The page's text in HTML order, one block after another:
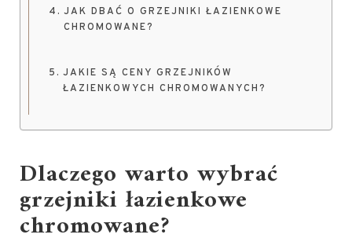
JAK DBAĆ O GRZEJNIKI ŁAZIENKOWE
CHROMOWANE?
JAKIE SĄ CENY GRZEJNIKÓW
ŁAZIENKOWYCH CHROMOWANYCH?
Dlaczego warto wybrać
grzejniki łazienkowe
chromowane?